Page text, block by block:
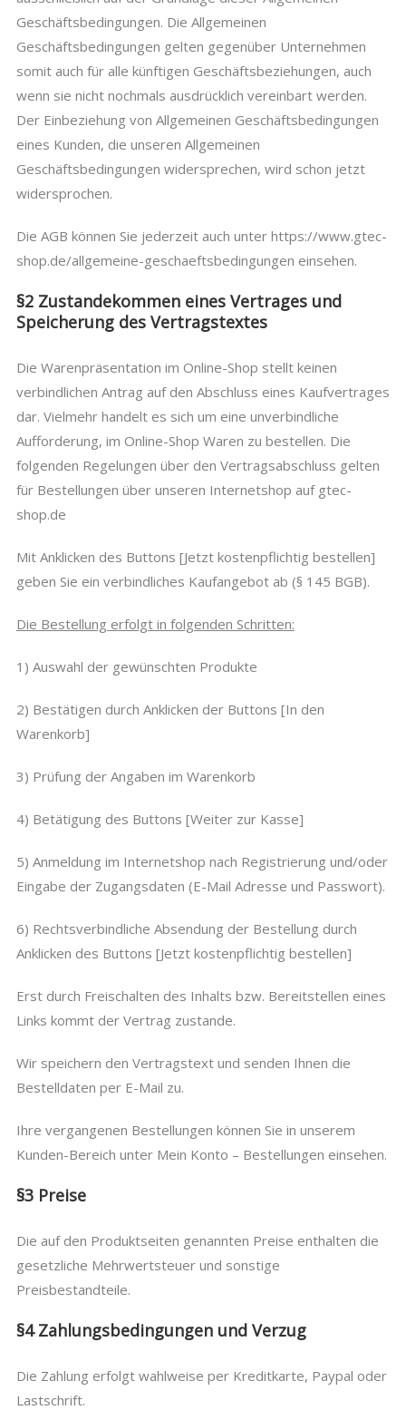
Geschäftsbedingungen. Die Allgemeinen
Geschäftsbedingungen gelten gegenüber Unternehmen
somit auch für alle künftigen Geschäftsbeziehungen, auch
wenn sie nicht nochmals ausdrücklich vereinbart werden.
Der Einbeziehung von Allgemeinen Geschäftsbedingungen
eines Kunden, die unseren Allgemeinen
Geschäftsbedingungen widersprechen, wird schon jetzt
widersprochen.
Die AGB können Sie jederzeit auch unter https://www.gtec-
shop.de/allgemeine-geschaeftsbedingungen einsehen.
§2 Zustandekommen eines Vertrages und
Speicherung des Vertragstextes
Die Warenpräsentation im Online-Shop stellt keinen
verbindlichen Antrag auf den Abschluss eines Kaufvertrages
dar. Vielmehr handelt es sich um eine unverbindliche
Aufforderung, im Online-Shop Waren zu bestellen. Die
folgenden Regelungen über den Vertragsabschluss gelten
für Bestellungen über unseren Internetshop auf gtec-
shop.de
Mit Anklicken des Buttons [Jetzt kostenpflichtig bestellen]
geben Sie ein verbindliches Kaufangebot ab (§ 145 BGB).
Die Bestellung erfolgt in folgenden Schritten:
1) Auswahl der gewünschten Produkte
2) Bestätigen durch Anklicken der Buttons [In den
Warenkorb]
3) Prüfung der Angaben im Warenkorb
4) Betätigung des Buttons [Weiter zur Kasse]
5) Anmeldung im Internetshop nach Registrierung und/oder
Eingabe der Zugangsdaten (E-Mail Adresse und Passwort).
6) Rechtsverbindliche Absendung der Bestellung durch
Anklicken des Buttons [Jetzt kostenpflichtig bestellen]
Erst durch Freischalten des Inhalts bzw. Bereitstellen eines
Links kommt der Vertrag zustande.
Wir speichern den Vertragstext und senden Ihnen die
Bestelldaten per E-Mail zu.
Ihre vergangenen Bestellungen können Sie in unserem
Kunden-Bereich unter Mein Konto – Bestellungen einsehen.
§3 Preise
Die auf den Produktseiten genannten Preise enthalten die
gesetzliche Mehrwertsteuer und sonstige
Preisbestandteile.
§4 Zahlungsbedingungen und Verzug
Die Zahlung erfolgt wahlweise per Kreditkarte, Paypal oder
Lastschrift.